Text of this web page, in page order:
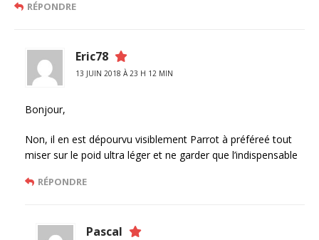
RÉPONDRE
Eric78
13 JUIN 2018 À 23 H 12 MIN
Bonjour,
Non, il en est dépourvu visiblement Parrot à préféreé tout
miser sur le poid ultra léger et ne garder que l’indispensable
RÉPONDRE
Pascal